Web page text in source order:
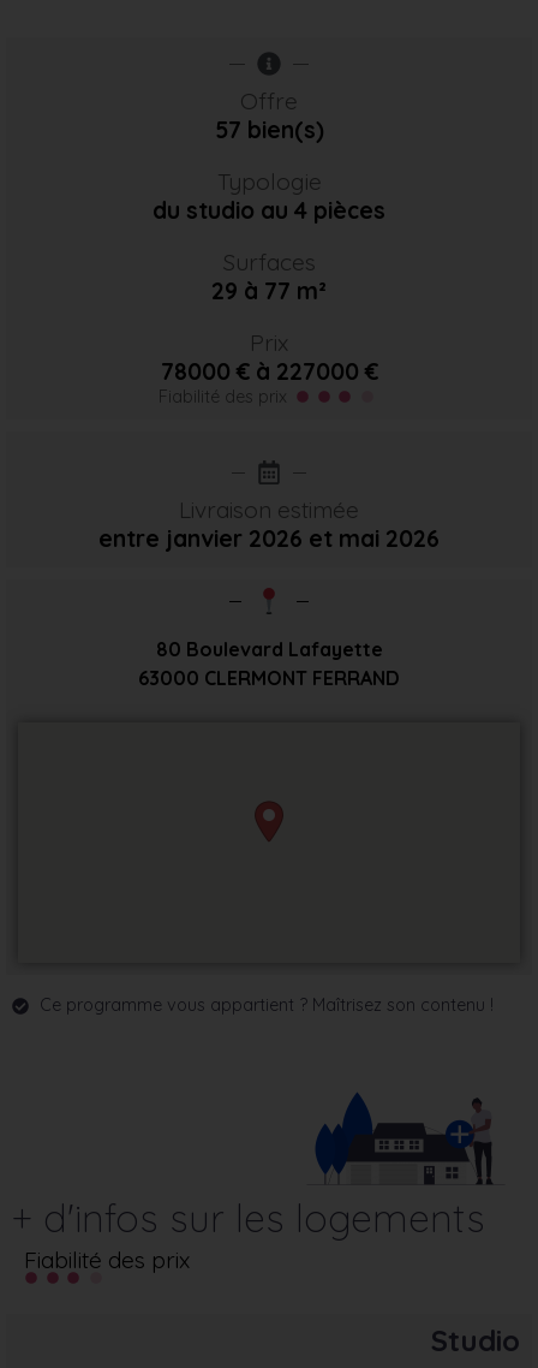
Offre
57 bien(s)
Typologie
du studio au 4 pièces
Surfaces
29 à 77 m²
Prix
78000 € à 227000 €
Fiabilité des prix
Livraison estimée
entre janvier 2026 et mai 2026
80 Boulevard Lafayette
63000 CLERMONT FERRAND
Ce programme vous appartient ? Maîtrisez son contenu !
+ d'infos sur les logements
Fiabilité des prix
Studio